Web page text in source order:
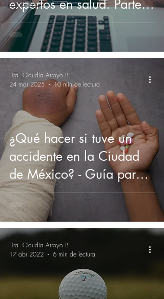
pacientes
expertos en salud. Parte
1. Lo que debes saber
antes de contratar un
seguro gastos médicos
mayores
¿Qué hacer si tuve un
accidente en la Ciudad
de México? - Guía para
pacientes.
Dra. Claudia Arroyo B
24 mar 2025
10 min de lectura
Dra. Claudia Arroyo B
17 abr 2022
6 min de lectura